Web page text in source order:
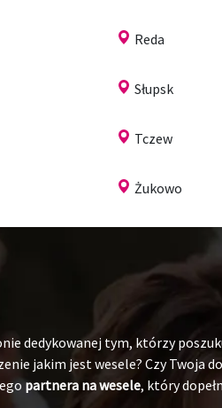
Reda
Słupsk
Tczew
Żukowo
dedykowanej tym, którzy
jakim jest wesele? Czy
partnera na wesele, który